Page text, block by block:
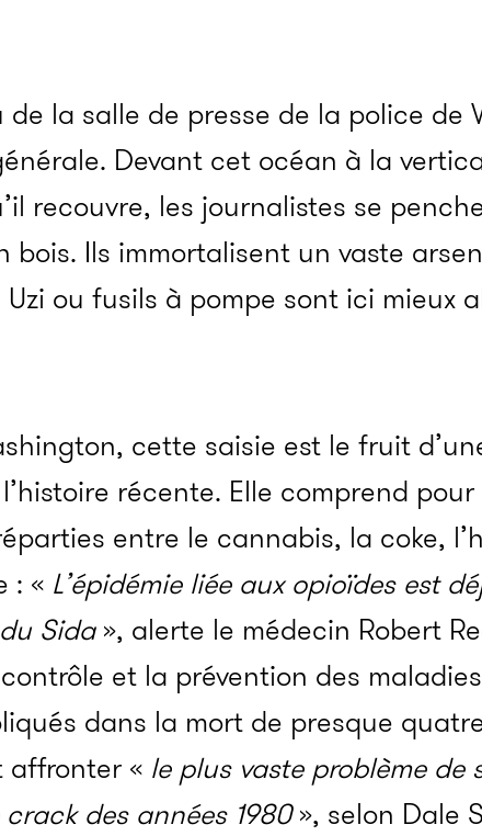
de la salle de presse de la police de
Devant cet océan à la
recouvre, les journalistes se
Ils immortalisent un vaste
ou fusils à pompe sont ici mieux
cette saisie est le fruit
récente. Elle comprend pour
entre le cannabis, la coke,
: « L’épidémie liée aux opioïdes est
Sida», alerte le médecin Robert
et la prévention des
dans la mort de presque
affronter « le plus vaste problème de
des années 1980», selon Dale